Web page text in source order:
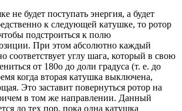
не будет поступать энергия, а будет
к следующей катушке, то ротор
подстроиться к полю
При этом абсолютно каждый
соответствует углу шага, который в свою
от 180о до доли градуса (т. е. до
когда вторая катушка выключена,
Это заставит повернуться ротор на
в том же направлении. Данный
до тех пор, пока одна катушка